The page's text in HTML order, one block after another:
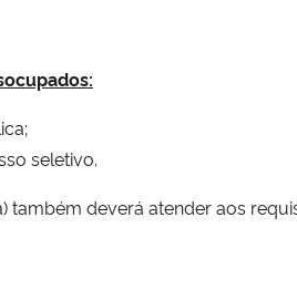
seletivo.
também deverá atender aos